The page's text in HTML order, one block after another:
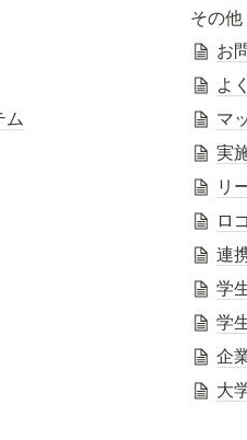
ム
その他
お
よ
マ
実
リ
ロ
連
学
学
企
大